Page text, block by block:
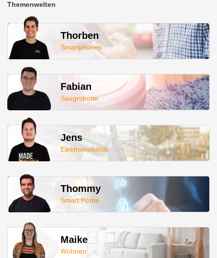
Themenwelten
Thorben
Smartphones
Fabian
Saugroboter
Jens
Elektromobilität
Thommy
Smart Home
Maike
Wohnen